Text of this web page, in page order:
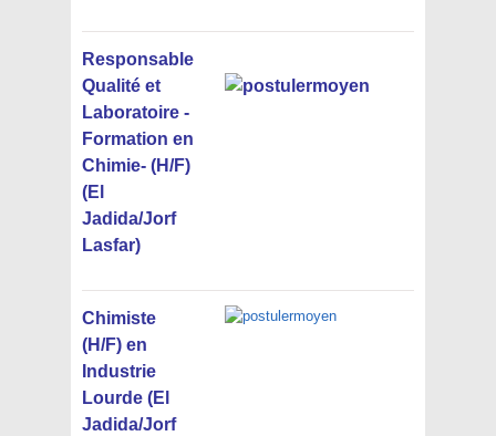
Responsable
Qualité et
Laboratoire -
Formation en
Chimie- (H/F)
(El
Jadida/Jorf
Lasfar)
Chimiste
(H/F) en
Industrie
Lourde (El
Jadida/Jorf